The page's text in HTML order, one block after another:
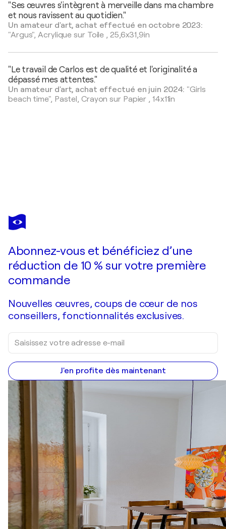
"Ses œuvres s'intègrent à merveille dans ma chambre
et nous ravissent au quotidien."
Un amateur d'art, achat effectué en octobre 2023:
"Argus",Acrylique sur Toile , 25,6x31,9in
"Le travail de Carlos est de qualité et l'originalité a
dépassé mes attentes."
Un amateur d'art, achat effectué en juin 2024: "Girls
beach time", Pastel, Crayon sur Papier , 14x11in
CARLOS
MARTIN
Je passe commande
Abonnez-vous et bénéficiez d’une
réduction de 10 % sur votre première
commande
Nouvelles œuvres, coups de cœur de nos
conseillers, fonctionnalités exclusives.
J'en profite dès maintenant